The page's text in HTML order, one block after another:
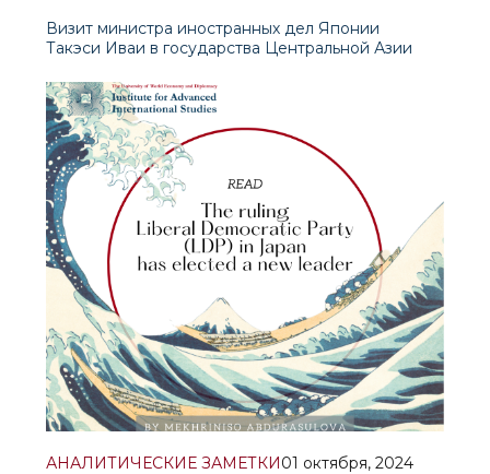
Визит министра иностранных дел Японии
Такэси Иваи в государства Центральной Азии
экономической повесткой Токио. Поездка
рассматривалась как подготовительный этап к
саммиту «Ц5+Япония» и была призвана придать
новое содержание взаимодейс
АНАЛИТИЧЕСКИЕ ЗАМЕТКИ01 октября, 2024